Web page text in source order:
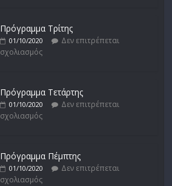
Πρόγραμμα Τρίτης
01/10/2020
Δεν επιτρέπεται
σχολιασμός
Πρόγραμμα Τετάρτης
01/10/2020
Δεν επιτρέπεται
σχολιασμός
Πρόγραμμα Πέμπτης
01/10/2020
Δεν επιτρέπεται
σχολιασμός